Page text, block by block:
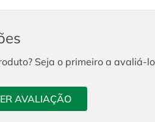
Seja o primeiro a avaliá-
AVALIAÇÃO